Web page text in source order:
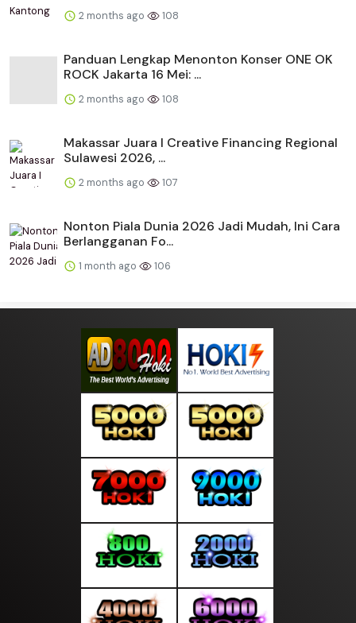
2 months ago 108
Panduan Lengkap Menonton Konser ONE OK
ROCK Jakarta 16 Mei: ...
2 months ago 108
Makassar Juara I Creative Financing Regional
Sulawesi 2026, ...
2 months ago 107
Nonton Piala Dunia 2026 Jadi Mudah, Ini Cara
Berlangganan Fo...
1 month ago 106